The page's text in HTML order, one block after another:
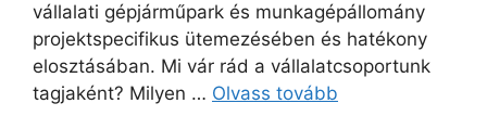
vállalati gépjárműpark és munkagépállomány
projektspecifikus ütemezésében és hatékony
elosztásában. Mi vár rád a vállalatcsoportunk
tagjaként? Milyen … Olvass tovább